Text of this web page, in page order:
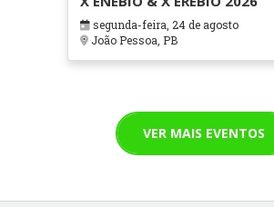
segunda-feira, 24 de agosto
João Pessoa, PB
VER MAIS EVENTOS